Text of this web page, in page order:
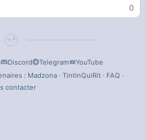
0
Discord Telegram
YouTube
: Madzona· TintinQuiRit· FAQ ·
contacter